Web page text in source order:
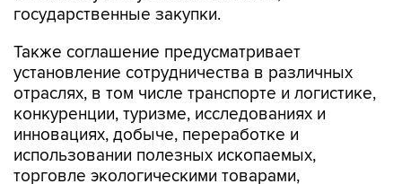
Также соглашение предусматривает
отраслях, в том числе транспорте и логистике,
конкуренции, туризме, исследованиях и
инновациях, добыче, переработке и
использовании полезных ископаемых,
торговле экологическими товарами,
сближении стандартов в отношении халяльной